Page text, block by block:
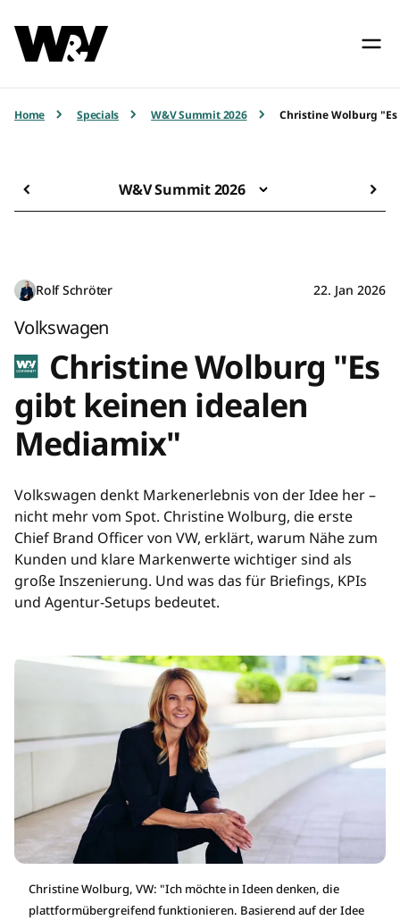
Home Specials W&V Summit 2026 Christine Wolburg
W&V Summit 2026
Rolf Schröter 22. Jan 2026
Volkswagen
Christine Wolburg "Es
gibt keinen idealen
Mediamix"
Volkswagen denkt Markenerlebnis von der Idee her –
nicht mehr vom Spot. Christine Wolburg, die erste
Chief Brand Officer von VW, erklärt, warum Nähe zum
Kunden und klare Markenwerte wichtiger sind als
große Inszenierung. Und was das für Briefings, KPIs
und Agentur-Setups bedeutet.
Christine Wolburg, VW: "Ich möchte in Ideen denken, die
plattformübergreifend funktionieren. Basierend auf der Idee